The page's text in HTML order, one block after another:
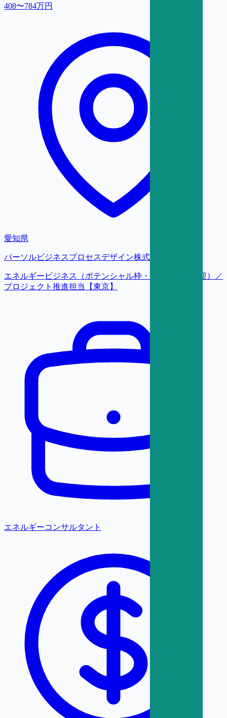
408〜784万円
愛知県
パーソルビジネスプロセスデザイン株式会社
エネルギービジネス（ポテンシャル枠・業界未経験歓迎）／
プロジェクト推進担当【東京】
エネルギーコンサルタント